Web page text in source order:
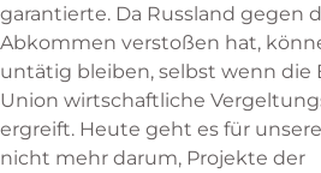
garantierte. Da Russland gegen
Abkommen verstoßen hat,
untätig bleiben, selbst wenn die
Union wirtschaftliche
ergreift. Heute geht es für
nicht mehr darum, Projekte der